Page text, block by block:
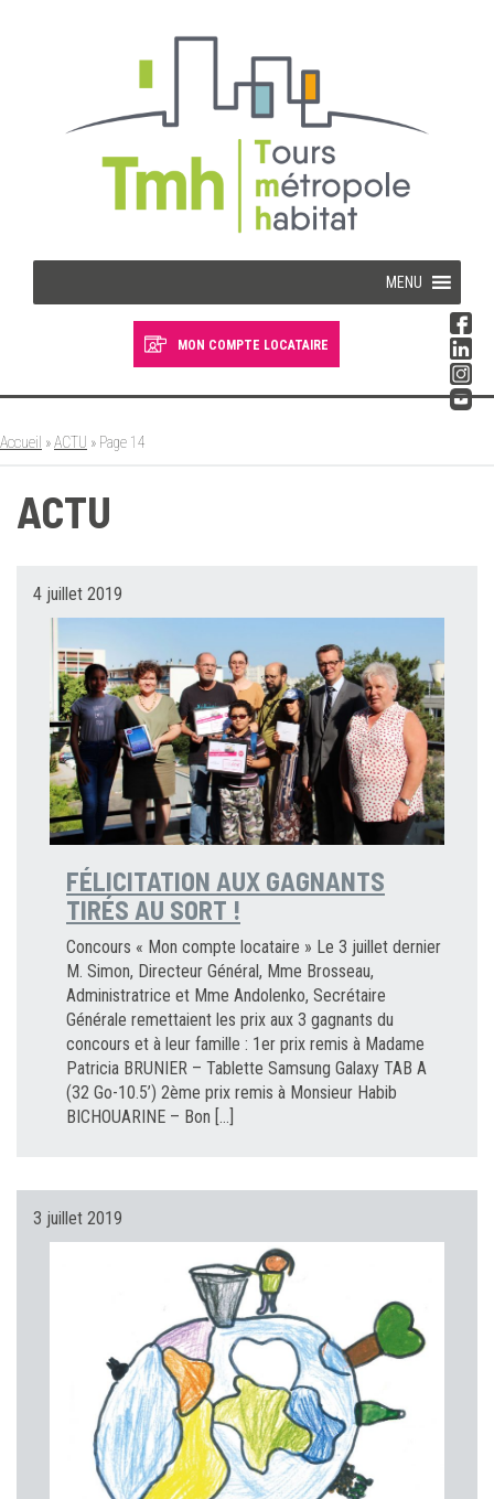
MENU
MON COMPTE LOCATAIRE
Accueil »ACTU » Page 14
ACTU
4 juillet 2019
FÉLICITATION AUX GAGNANTS
TIRÉS AU SORT !
Concours « Mon compte locataire » Le 3 juillet dernier
M. Simon, Directeur Général, Mme Brosseau,
Administratrice et Mme Andolenko, Secrétaire
Générale remettaient les prix aux 3 gagnants du
concours et à leur famille : 1er prix remis à Madame
Patricia BRUNIER – Tablette Samsung Galaxy TAB A
(32 Go-10.5’) 2ème prix remis à Monsieur Habib
BICHOUARINE – Bon […]
3 juillet 2019